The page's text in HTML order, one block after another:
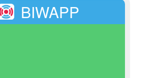
BIWAPP